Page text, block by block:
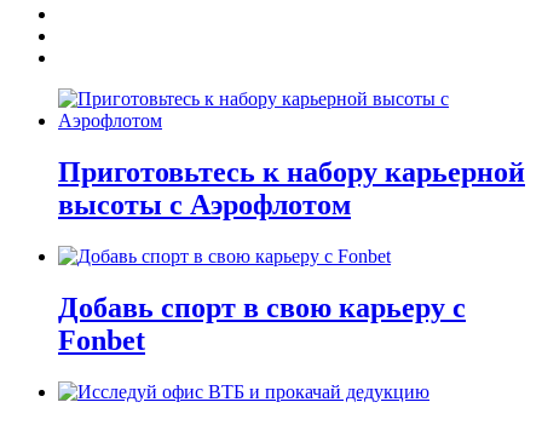
Приготовьтесь к набору карьерной
высоты с Аэрофлотом
Добавь спорт в свою карьеру с
Fonbet